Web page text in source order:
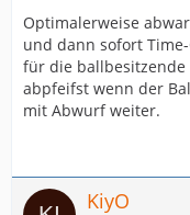
Entscheidung,
der Ball über dem
Torraum (also noch
a) Tor für A
b) 7-Meter-Wurf für
c) Freiwurf für A mit
Optimalerweise
und dann sofort
für die
abpfeifst wenn der
mit Abwurf weiter.
KiyO